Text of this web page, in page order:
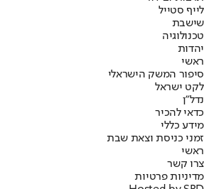
לייף סטייל
שישבת
טכנולוגיה
יהדות
ראשי
סיפור המשק הישראלי
לקט ישראל
נדל"ן
כדאי להכיר
מידע כללי
זמני כניסת וצאת שבת
ראשי
צרו קשר
מדיניות פרטיות